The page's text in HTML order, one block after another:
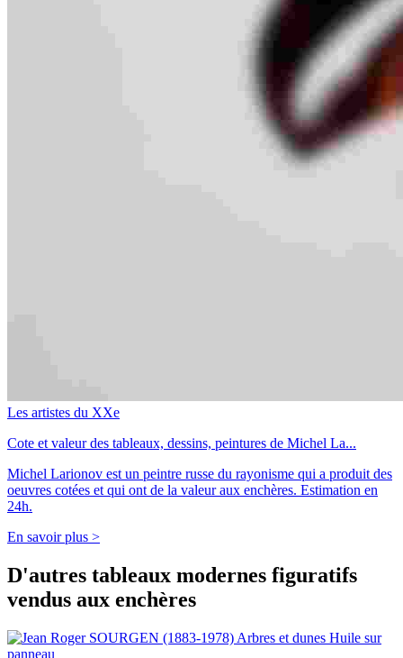
Les artistes du XXe
Cote et valeur des tableaux, dessins, peintures de Michel La...
Michel Larionov est un peintre russe du rayonisme qui a produit des
oeuvres cotées et qui ont de la valeur aux enchères. Estimation en
24h.
En savoir plus >
D'autres tableaux modernes figuratifs
vendus aux enchères